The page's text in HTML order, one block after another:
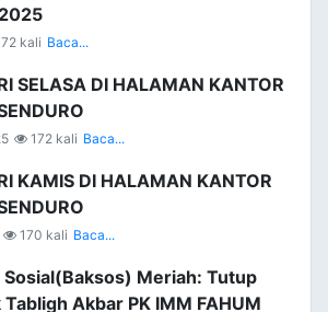
kali Baca...
SELASA DI HALAMAN KANTOR
172 kali Baca...
KAMIS DI HALAMAN KANTOR
170 kali Baca...
Sosial(Baksos) Meriah: Tutup
Akbar PK IMM FAHUM